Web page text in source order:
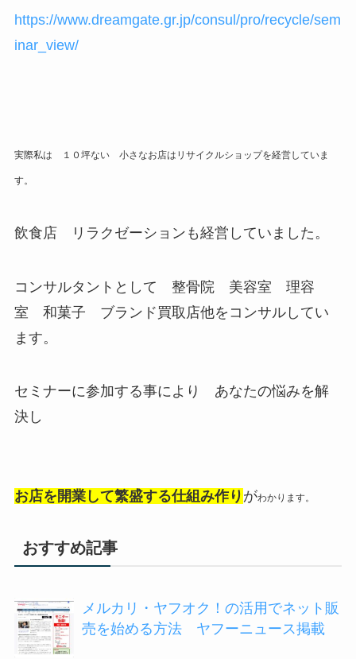
https://www.dreamgate.gr.jp/consul/pro/recycle/sem
inar_view/
実際私は １０坪ない 小さなお店はリサイクルショップを経営していま
す。
飲食店 リラクゼーションも経営していました。
コンサルタントとして 整骨院 美容室 理容
室 和菓子 ブランド買取店他をコンサルしてい
ます。
セミナーに参加する事により あなたの悩みを解
決し
お店を開業して繁盛する仕組み作り がわかります。
おすすめ記事
メルカリ・ヤフオク！の活用でネット販
売を始める方法 ヤフーニュース掲載